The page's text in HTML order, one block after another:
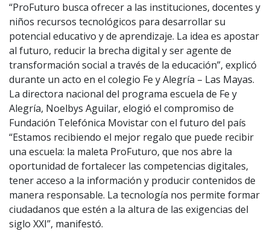
“ProFuturo busca ofrecer a las instituciones, docentes y
niños recursos tecnológicos para desarrollar su
potencial educativo y de aprendizaje. La idea es apostar
al futuro, reducir la brecha digital y ser agente de
transformación social a través de la educación”, explicó
durante un acto en el colegio Fe y Alegría – Las Mayas.
La directora nacional del programa escuela de Fe y
Alegría, Noelbys Aguilar, elogió el compromiso de
Fundación Telefónica Movistar con el futuro del país
“Estamos recibiendo el mejor regalo que puede recibir
una escuela: la maleta ProFuturo, que nos abre la
oportunidad de fortalecer las competencias digitales,
tener acceso a la información y producir contenidos de
manera responsable. La tecnología nos permite formar
ciudadanos que estén a la altura de las exigencias del
siglo XXI”, manifestó.